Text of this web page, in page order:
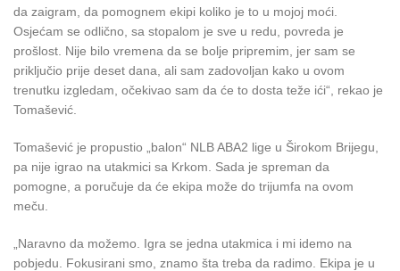
da zaigram, da pomognem ekipi koliko je to u mojoj moći.
Osjećam se odlično, sa stopalom je sve u redu, povreda je
prošlost. Nije bilo vremena da se bolje pripremim, jer sam se
priključio prije deset dana, ali sam zadovoljan kako u ovom
trenutku izgledam, očekivao sam da će to dosta teže ići“, rekao je
Tomašević.
Tomašević je propustio „balon“ NLB ABA2 lige u Širokom Brijegu,
pa nije igrao na utakmici sa Krkom. Sada je spreman da
pomogne, a poručuje da će ekipa može do trijumfa na ovom
meču.
„Naravno da možemo. Igra se jedna utakmica i mi idemo na
pobjedu. Fokusirani smo, znamo šta treba da radimo. Ekipa je u